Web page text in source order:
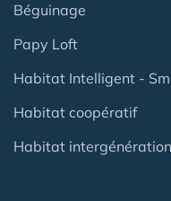
Béguinage
Papy Loft
Habitat Intelligent -
Habitat coopératif
Habitat